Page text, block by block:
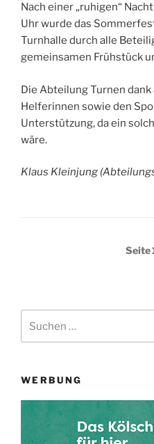
Nach einer „ruhigen“
Uhr wurde das
Turnhalle durch alle
gemeinsamen Frühstück
Die Abteilung Turnen
Helferinnen sowie den
Unterstützung, da ein
wäre.
Klaus Kleinjung
Seite
nach:
WERBUNG